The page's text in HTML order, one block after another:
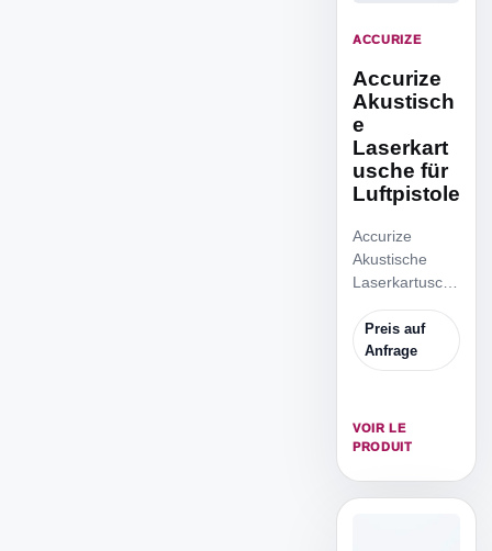
ACCURIZE
Accurize
Akustisch
e
Laserkart
usche für
Luftpistole
Accurize
Akustische
Laserkartusche
Der Adapter
passt für.177
Luftpistole/Luft
Preis auf
Anfrage
VOIR LE
PRODUIT